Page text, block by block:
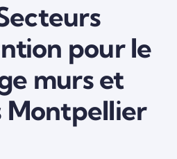
pour le
murs et
Montpellier